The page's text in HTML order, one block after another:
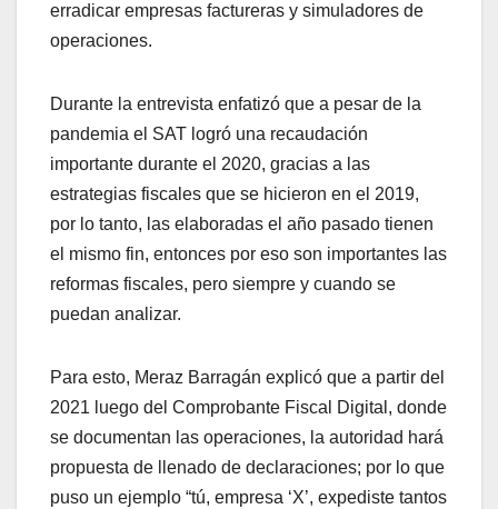
erradicar empresas factureras y simuladores de
operaciones.
Durante la entrevista enfatizó que a pesar de la
pandemia el SAT logró una recaudación
importante durante el 2020, gracias a las
estrategias fiscales que se hicieron en el 2019,
por lo tanto, las elaboradas el año pasado tienen
el mismo fin, entonces por eso son importantes las
reformas fiscales, pero siempre y cuando se
puedan analizar.
Para esto, Meraz Barragán explicó que a partir del
2021 luego del Comprobante Fiscal Digital, donde
se documentan las operaciones, la autoridad hará
propuesta de llenado de declaraciones; por lo que
puso un ejemplo “tú, empresa ‘X’, expediste tantos